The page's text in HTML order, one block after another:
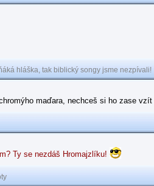
hláška, tak biblický songy jsme nezpívali!
maďara, nechceš si ho zase vzít
Ty se nezdáš Hromajzlíku!